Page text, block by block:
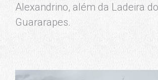
Alexandrino, além da Ladeira
Guararapes.